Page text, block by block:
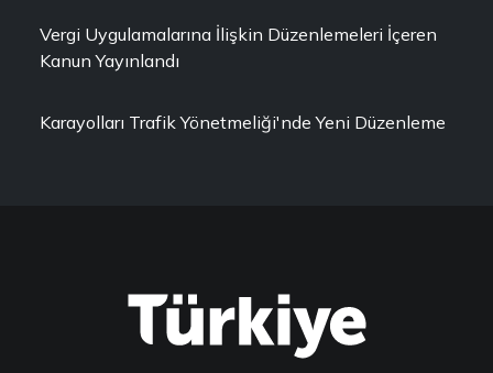
Vergi Uygulamalarına İlişkin Düzenlemeleri İçeren
Kanun Yayınlandı
Karayolları Trafik Yönetmeliği'nde Yeni Düzenleme